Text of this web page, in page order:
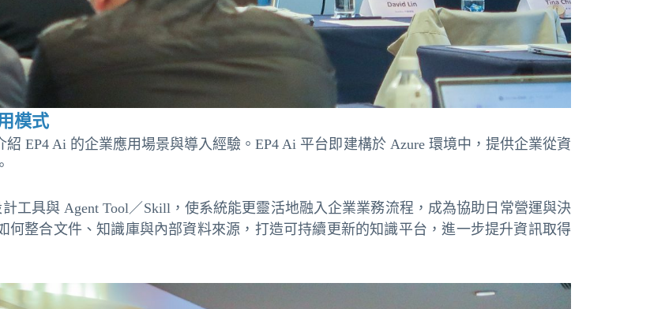
模式
EP4 Ai 的企業應用場景與導入經驗。EP4 Ai 平台即建構於 Azure 環境中，提供企業從資
工具與 Agent Tool／Skill，使系統能更靈活地融入企業業務流程，成為協助日常營運與決
何整合文件、知識庫與內部資料來源，打造可持續更新的知識平台，進一步提升資訊取得